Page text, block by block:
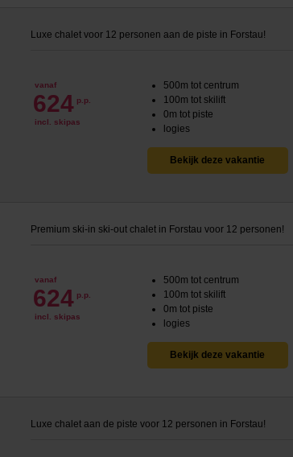
Luxe chalet voor 12 personen aan de piste in Forstau!
vanaf
624 p.p.
incl. skipas
500m tot centrum
100m tot skilift
0m tot piste
logies
Bekijk deze vakantie
Premium ski-in ski-out chalet in Forstau voor 12 personen!
vanaf
624 p.p.
incl. skipas
500m tot centrum
100m tot skilift
0m tot piste
logies
Bekijk deze vakantie
Luxe chalet aan de piste voor 12 personen in Forstau!